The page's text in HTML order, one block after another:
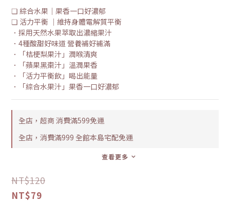
❏ 綜合水果｜果香一口好濃郁
❏ 活力平衡 ｜維持身體電解質平衡
．採用天然水果萃取出濃縮果汁
．4種酸甜好味道 營養補好補滿
．「桔梗梨果汁」潤喉清爽
．「蘋果黑棗汁」溫潤果香
．「活力平衡飲」喝出能量
．「綜合水果汁」果香一口好濃郁
全店，超商 消費滿599免運
全店，消費滿999 全館本島宅配免運
查看更多
NT$120
NT$79